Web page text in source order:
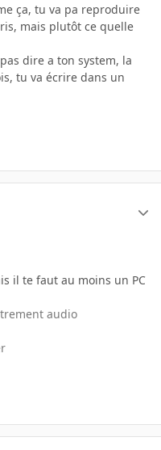
ça, tu va pa reproduire
mais plutôt ce quelle
dire a ton system, la
tu va écrire dans un
il te faut au moins un PC
audio